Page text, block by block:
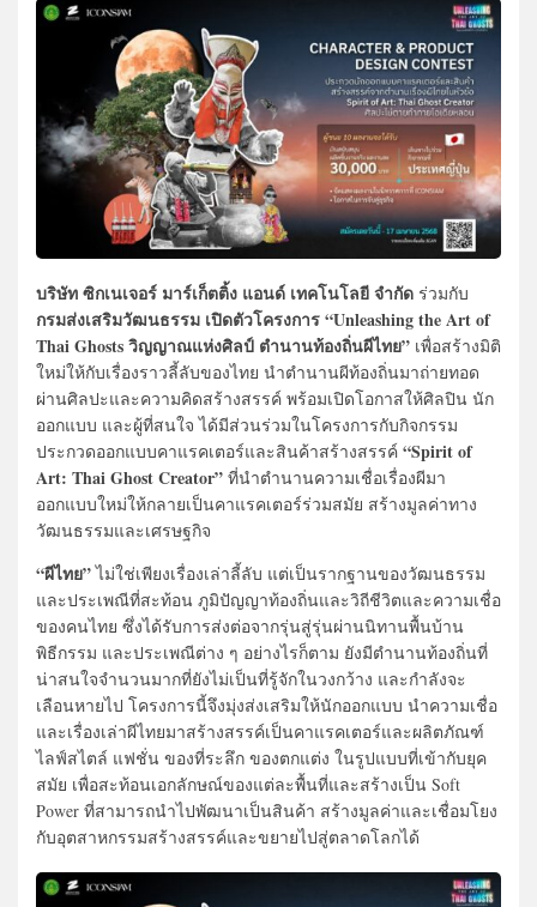
บริษัท ซิกเนเจอร์ มาร์เก็ตติ้ง แอนด์ เทคโนโลยี จำกัด ร่วมกับ
กรมส่งเสริมวัฒนธรรม เปิดตัวโครงการ “Unleashing the Art of
Thai Ghosts วิญญาณแห่งศิลป์ ตำนานท้องถิ่นผีไทย” เพื่อสร้างมิติ
ใหม่ให้กับเรื่องราวลี้ลับของไทย นำตำนานผีท้องถิ่นมาถ่ายทอด
ผ่านศิลปะและความคิดสร้างสรรค์ พร้อมเปิดโอกาสให้ศิลปิน นัก
ออกแบบ และผู้ที่สนใจ ได้มีส่วนร่วมในโครงการกับกิจกรรม
ประกวดออกแบบคาแรคเตอร์และสินค้าสร้างสรรค์ “Spirit of
Art: Thai Ghost Creator” ที่นำตำนานความเชื่อเรื่องผีมา
ออกแบบใหม่ให้กลายเป็นคาแรคเตอร์ร่วมสมัย สร้างมูลค่าทาง
วัฒนธรรมและเศรษฐกิจ
“ผีไทย”ไม่ใช่เพียงเรื่องเล่าลี้ลับ แต่เป็นรากฐานของวัฒนธรรม
และประเพณีที่สะท้อน ภูมิปัญญาท้องถิ่นและวิถีชีวิตและความเชื่อ
ของคนไทย ซึ่งได้รับการส่งต่อจากรุ่นสู่รุ่นผ่านนิทานพื้นบ้าน
พิธีกรรม และประเพณีต่าง ๆ อย่างไรก็ตาม ยังมีตำนานท้องถิ่นที่
น่าสนใจจำนวนมากที่ยังไม่เป็นที่รู้จักในวงกว้าง และกำลังจะ
เลือนหายไป โครงการนี้จึงมุ่งส่งเสริมให้นักออกแบบ นำความเชื่อ
และเรื่องเล่าผีไทยมาสร้างสรรค์เป็นคาแรคเตอร์และผลิตภัณฑ์
ไลฟ์สไตล์ แฟชั่น ของที่ระลึก ของตกแต่ง ในรูปแบบที่เข้ากับยุค
สมัย เพื่อสะท้อนเอกลักษณ์ของแต่ละพื้นที่และสร้างเป็น Soft
Power ที่สามารถนำไปพัฒนาเป็นสินค้า สร้างมูลค่าและเชื่อมโยง
กับอุตสาหกรรมสร้างสรรค์และขยายไปสู่ตลาดโลกได้